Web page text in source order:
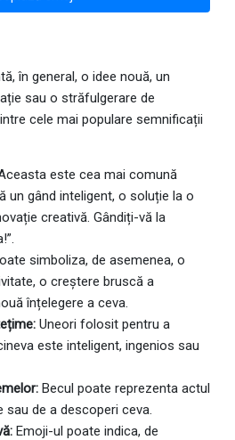
în general, o idee nouă, un
sau o străfulgerare de
cele mai populare semnificații
este cea mai comună
un gând inteligent, o soluție la o
creativă. Gândiți-vă la
simboliza, de asemenea, o
o creștere bruscă a
înțelegere a ceva.
Uneori folosit pentru a
este inteligent, ingenios sau
Becul poate reprezenta actul
sau de a descoperi ceva.
Emoji-ul poate indica, de